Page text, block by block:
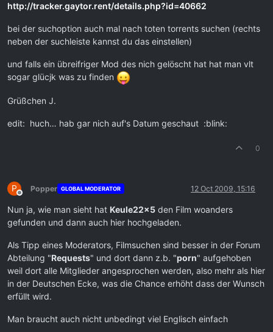
http://tracker.gaytor.rent/details.php?id=40662
bei der suchoption auch mal nach toten torrents suchen (rechts
neben der suchleiste kannst du das einstellen)
und falls ein übreifriger Mod des nich gelöscht hat hat man vlt
sogar glücjk was zu finden
Grüßchen J.
edit: huch… hab gar nich auf's Datum geschaut :blink:
0
P
Offline
Popper GLOBAL MODERATOR 12 Oct 2009, 15:16
Nun ja, wie man sieht hat Keule22x5 den Film woanders
gefunden und dann auch hier hochgeladen.
Als Tipp eines Moderators, Filmsuchen sind besser in der Forum
Abteilung "Requests" und dort dann z.b. "porn" aufgehoben
weil dort alle Mitglieder angesprochen werden, also mehr als hier
in der Deutschen Ecke, was die Chance erhöht dass der Wunsch
erfüllt wird.
Man braucht auch nicht unbedingt viel Englisch einfach